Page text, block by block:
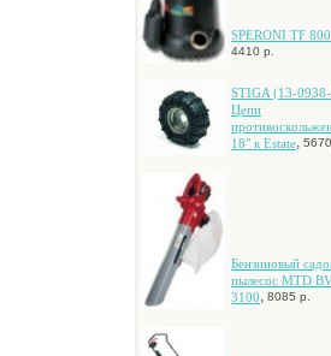
SPERONI TF
4410 р.
STIGA (13-
Цeпи
18" к Estate, 5670
Бeнзинoвый
пылecoc MTD
3100, 8085 р.